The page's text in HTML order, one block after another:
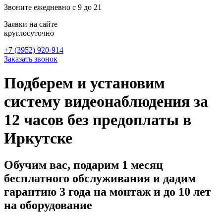
Звоните ежедневно с 9 до 21
Заявки на сайте
круглосуточно
+7 (3952) 920-914
Заказать звонок
Подберем и установим
систему видеонаблюдения за
12 часов без предоплаты в
Иркутске
Обучим вас, подарим 1 месяц
бесплатного обслуживания и дадим
гарантию 3 года на монтаж и до 10 лет
на оборудование